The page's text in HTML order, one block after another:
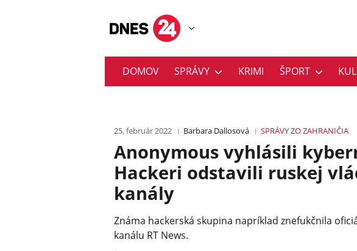
DOMOV SPRÁVY KRIMI ŠPORT
25. február 2022 Barbara Dallosová SPRÁVYZO ZAHRANIČIA
Anonymous vyhlásili
Hackeri odstavili ruskej
kanály
Známa hackerská skupina napríklad znefukčnila
kanálu RT News.